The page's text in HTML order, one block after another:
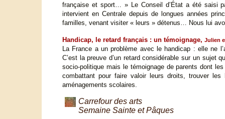
française et sport… » Le Conseil d’État a été saisi
intervient en Centrale depuis de longues années
familles, venant visiter « leurs » détenus… Nous lui
Handicap, le retard français : un témoignage, Julien
La France a un problème avec le handicap : elle ne
C’est la preuve d’un retard considérable sur un sujet
socio-politique mais le témoignage de parents dont
combattant pour faire valoir leurs droits, trouver
aménagements scolaires.
Carrefour des arts
Semaine Sainte et Pâques